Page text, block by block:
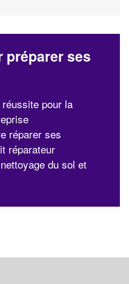
préparer ses
pour la
réparer ses
réparateur
du sol et